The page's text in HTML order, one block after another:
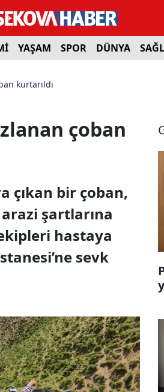
YAŞAM SPOR DÜNYA
kurtarıldı
çoban
çıkan bir çoban,
şartlarına
hastaya
sevk